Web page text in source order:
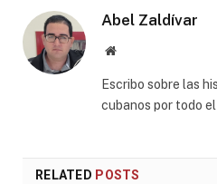
Abel Zaldívar
Website
Escribo sobre las
cubanos por todo el
RELATED POSTS